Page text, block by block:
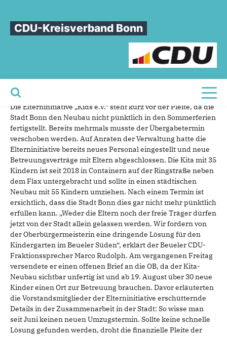
CDU-Kreisverband Bonn
Sie sind hier
KitaKids:CDUfordertOB
11.07.2024
Im Stadtbezirk Beuel bahnt sich ein neues Kita-Desaster an:
Die Elterninitiative „Kids e.V.“ steht kurz vor der Pleite, da die
Stadt Bonn den Neubau nicht pünktlich in den Sommerferien
fertigstellt. Bereits mehrmals musste der Übergabetermin
verschoben werden. Auf Anraten der Verwaltung hatte die
Elterninitiative bereits neues Personal eingestellt und neue
Betreuungsverträge mit Eltern abgeschlossen. Die Kita mit 35
Kindern ist seit 2018 in Containern auf der Ringstraße neben
dem Flax untergebracht und sollte in einen städtischen
Neubau mit 55 Kindern umziehen. Nach einem Termin ist
ersichtlich, dass die Stadt Bonn dies gar nicht mehr pünktlich
erfüllen kann. „Weder die Eltern noch der freie Träger dürfen
jetzt von der Stadt allein gelassen werden. Wir fordern von
der Oberbürgermeisterin eine dringende Lösung für den
Kindergarten im Beueler Süden“, erklärt der Beueler CDU-
Fraktionssprecher Marco Rudolph. Am vergangenen Freitag
versendete er einen offenen Brief an die OB, da der Kita-
Neubau sichtbar unfertig ist und ab 19. August über 30 neue
Kinder einen Ort zur Betreuung brauchen. Davor erläuterten
die Vorstandsmitglieder der Elterninitiative erschütternde
Details in der Zusammenarbeit in der Stadt: So wisse man
seit Juni keinen neuen Umzugstermin. Sollte keine schnelle
Lösung gefunden werden, droht die finanzielle Pleite der